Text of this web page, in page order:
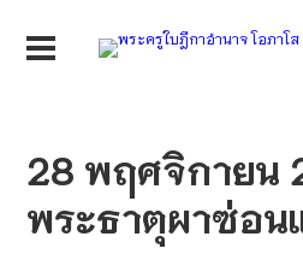
28 พฤศจิกายน
พระธาตุผาซ่อน